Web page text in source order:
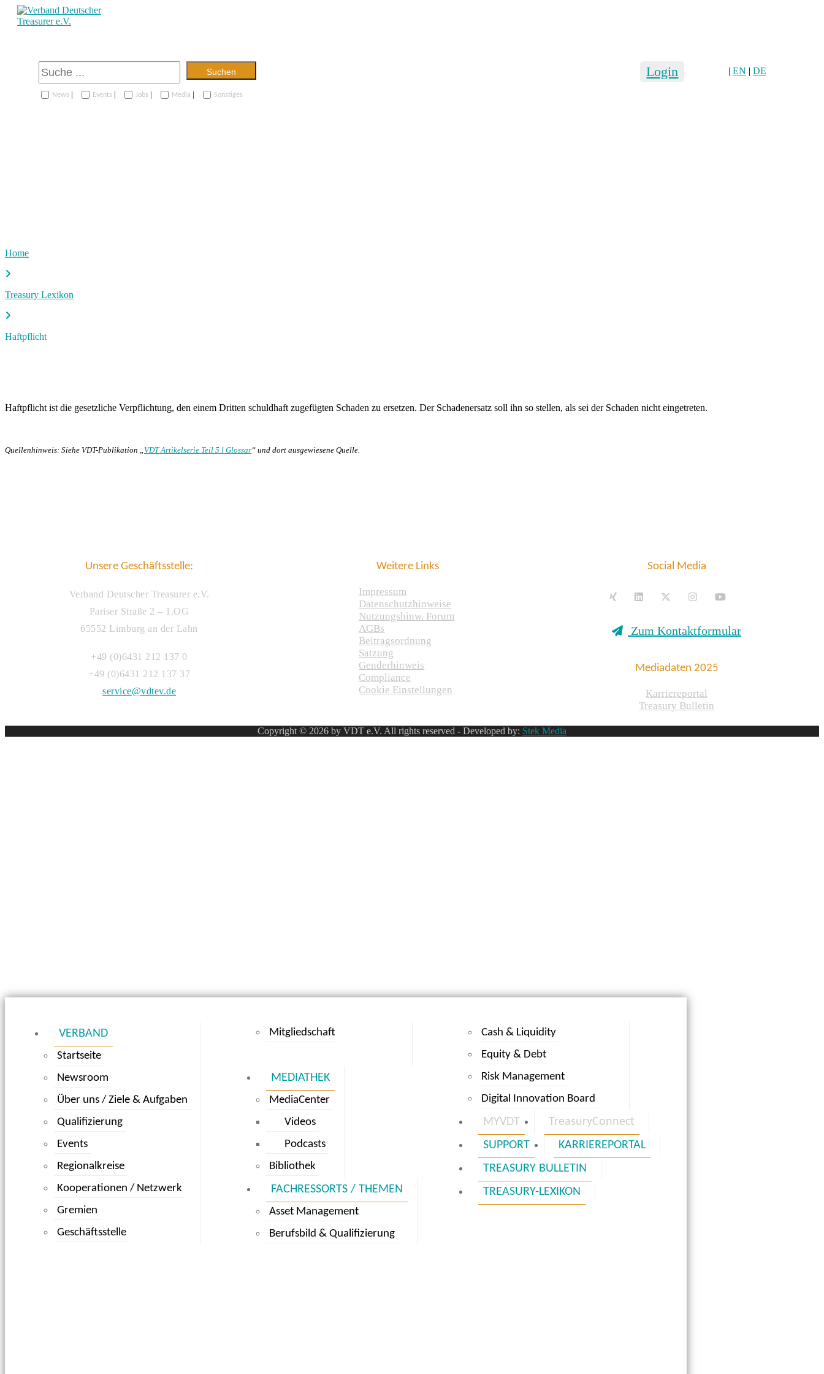
| EN | DE
Login
Suchen
News | Events | Jobs | Media | Sonstiges
Home
Treasury Lexikon
Haftpflicht
Haftpflicht ist die gesetzliche Verpflichtung, den einem Dritten schuldhaft zugefügten Schaden zu ersetzen. Der Schadenersatz soll ihn so stellen, als sei der Schaden nicht eingetreten.
Quellenhinweis: Siehe VDT-Publikation „VDT Artikelserie Teil 5 l Glossar“ und dort ausgewiesene Quelle.
Unsere Geschäftsstelle:
Verband Deutscher Treasurer e.V.
Pariser Straße 2 – 1.OG
65552 Limburg an der Lahn
+49 (0)6431 212 137 0
+49 (0)6431 212 137 37
service@vdtev.de
Weitere Links
Impressum
Datenschutzhinweise
Nutzungshinw. Forum
AGBs
Beitragsordnung
Satzung
Genderhinweis
Compliance
Cookie Einstellungen
Social Media
Zum Kontaktformular
Mediadaten 2025
Karriereportal
Treasury Bulletin
Copyright © 2026 by VDT e.V. All rights reserved - Developed by: Stek Media
VERBAND
Startseite
Newsroom
Über uns / Ziele & Aufgaben
Qualifizierung
Events
Regionalkreise
Kooperationen / Netzwerk
Gremien
Geschäftsstelle
Mitgliedschaft
MEDIATHEK
MediaCenter
Videos
Podcasts
Bibliothek
FACHRESSORTS / THEMEN
Asset Management
Berufsbild & Qualifizierung
Cash & Liquidity
Equity & Debt
Risk Management
Digital Innovation Board
MYVDT
TreasuryConnect
SUPPORT
KARRIEREPORTAL
TREASURY BULLETIN
TREASURY-LEXIKON